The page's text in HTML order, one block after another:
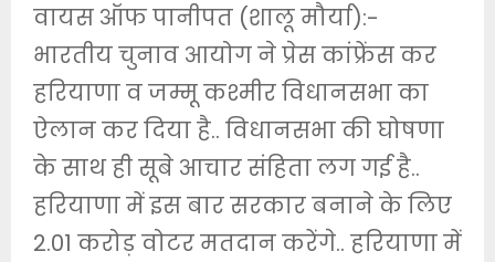
वायस ऑफ पानीपत (शालू मौर्या):-
भारतीय चुनाव आयोग ने प्रेस कांफ्रेंस कर
हरियाणा व जम्मू कश्मीर विधानसभा का
ऐलान कर दिया है.. विधानसभा की घोषणा
के साथ ही सूबे आचार संहिता लग गई है..
हरियाणा में इस बार सरकार बनाने के लिए
2.01 करोड़ वोटर मतदान करेंगे.. हरियाणा में